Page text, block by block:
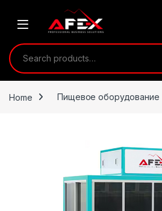
Search for:
Home Пищевое оборудование